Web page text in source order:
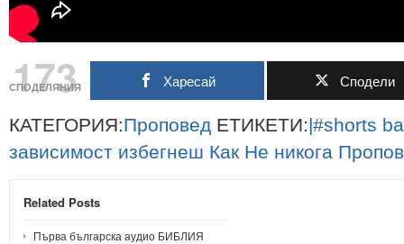
173
СПОДЕЛЯНИЯ Харесай Сподели
КАТЕГОРИЯ:Проповед ЕТИКЕТИ:|#shorts
зависимост избегнеш Как Не никога
Related Posts
Първа българска аудио БИБЛИЯ